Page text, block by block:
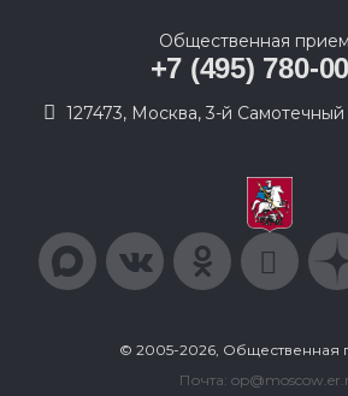
Общественная
+7 (495) 780-
127473, Москва, 3-й Самотечный
© 2005-2026, Общественная
Почта: